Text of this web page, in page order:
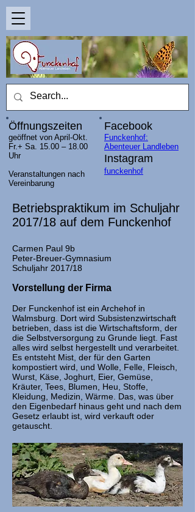
Öffnungszeiten
geöffnet von April-Okt.
Fr.+ Sa. 15.00 – 18.00
Uhr
Veranstaltungen nach
Vereinbarung
Facebook
Funckenhof:
Abenteuer Landleben
Instagram
funckenhof
Betriebspraktikum im Schuljahr
2017/18 auf dem Funckenhof
Carmen Paul 9b
Peter-Breuer-Gymnasium
Schuljahr 2017/18
Vorstellung der Firma
Der Funckenhof ist ein Archehof in
Walmsburg. Dort wird Subsistenzwirtschaft
betrieben, dass ist die Wirtschaftsform, der
die Selbstversorgung zu Grunde liegt. Fast
alles wird selbst hergestellt und verarbeitet.
Es entsteht Mist, der für den Garten
kompostiert wird, und Wolle, Felle, Fleisch,
Wurst, Käse, Joghurt, Eier, Gemüse,
Kräuter, Tees, Blumen, Heu, Stoffe,
Kleidung, Medizin, Wärme. Das, was über
den Eigenbedarf hinaus geht und nach dem
Gesetz erlaubt ist, wird verkauft oder
getauscht.